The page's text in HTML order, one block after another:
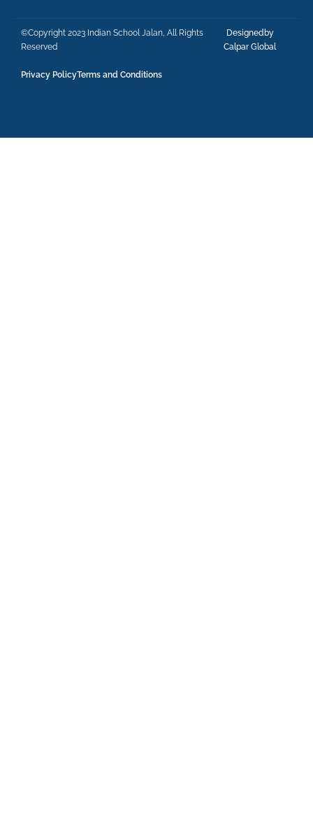
©Copyright 2023 Indian School Jalan, All Rights
Reserved
Designedby
Calpar Global
Privacy PolicyTerms and Conditions